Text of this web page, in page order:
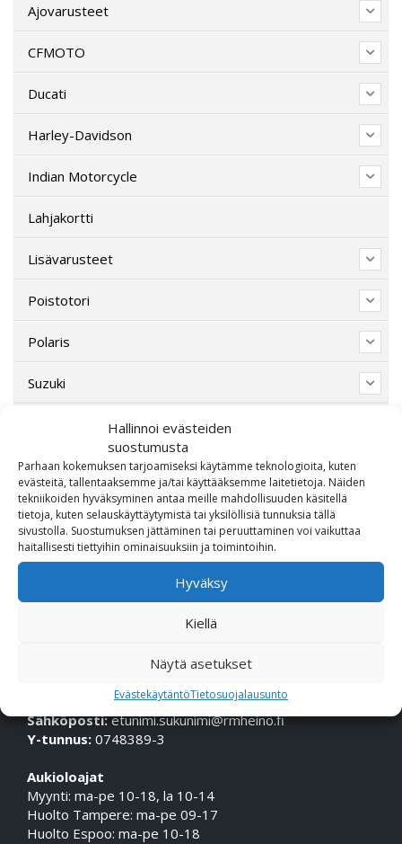
Hallinnoi evästeiden
suostumusta
Parhaan kokemuksen tarjoamiseksi käytämme teknologioita, kuten
evästeitä, tallentaaksemme ja/tai käyttääksemme laitetietoja. Näiden
tekniikoiden hyväksyminen antaa meille mahdollisuuden käsitellä
tietoja, kuten selauskäyttäytymistä tai yksilöllisiä tunnuksia tällä
sivustolla. Suostumuksen jättäminen tai peruuttaminen voi vaikuttaa
haitallisesti tiettyihin ominaisuuksiin ja toimintoihin.
Hyväksy
Kiellä
Näytä asetukset
EvästekäytäntöTietosuojalausunto
Ajovarusteet
CFMOTO
Ducati
Harley-Davidson
Indian Motorcycle
Lahjakortti
Lisävarusteet
Poistotori
Polaris
Suzuki
Varaosat/Sekalaiset
OTA MEIHIN YHTEYTTÄ!
Puhelin (Vaihde): 010 617 0600
Sähköposti:etunimi.sukunimi@rmheino.fi
Y-tunnus: 0748389-3
Aukioloajat
Myynti: ma-pe 10-18, la 10-14
Huolto Tampere: ma-pe 09-17
Huolto Espoo: ma-pe 10-18